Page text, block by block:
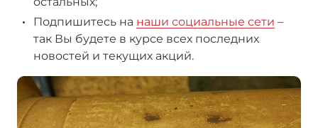
Подпишитесь на наши социальные сети –
так Вы будете в курсе всех последних
новостей и текущих акций.